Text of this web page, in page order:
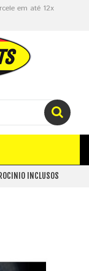
em até 12x
INCLUSOS